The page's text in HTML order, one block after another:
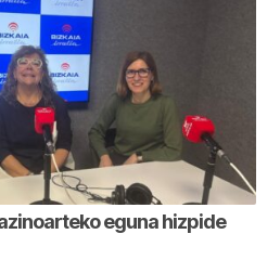
eguna hizpide